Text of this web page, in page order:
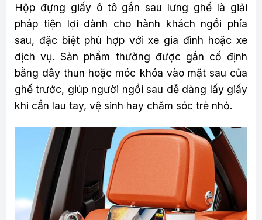
Hộp đựng giấy ô tô gắn sau lưng ghế là giải
pháp tiện lợi dành cho hành khách ngồi phía
sau, đặc biệt phù hợp với xe gia đình hoặc xe
dịch vụ. Sản phẩm thường được gắn cố định
bằng dây thun hoặc móc khóa vào mặt sau của
ghế trước, giúp người ngồi sau dễ dàng lấy giấy
khi cần lau tay, vệ sinh hay chăm sóc trẻ nhỏ.